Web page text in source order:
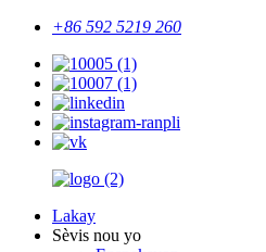
+86 592 5219 260
Lakay
Sèvis nou yo